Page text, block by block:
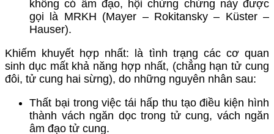
không có âm đạo, hội chứng chừng này được
gọi là MRKH (Mayer – Rokitansky – Küster –
Hauser).
Khiếm khuyết hợp nhất: là tình trạng các cơ quan
sinh dục mất khả năng hợp nhất, (chẳng hạn tử cung
đôi, tử cung hai sừng), do những nguyên nhân sau:
Thất bại trong việc tái hấp thu tạo điều kiện hình
thành vách ngăn dọc trong tử cung, vách ngăn
âm đạo tử cung.